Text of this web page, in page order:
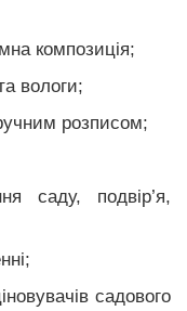
композиція;
вологи;
розписом;
саду, подвір’я,
садового